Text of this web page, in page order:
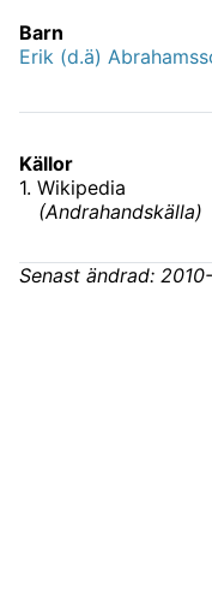
Barn
Erik (d.ä)
Källor
1. Wikipedia
(Andrahandskälla)
Senast ändrad: